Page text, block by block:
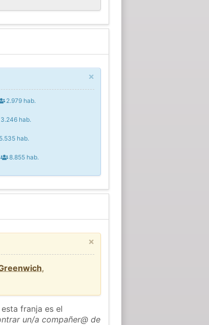
×
2.979 hab.
hab.
hab.
8.855 hab.
×
,
esta franja es el
un/a compañer@ de